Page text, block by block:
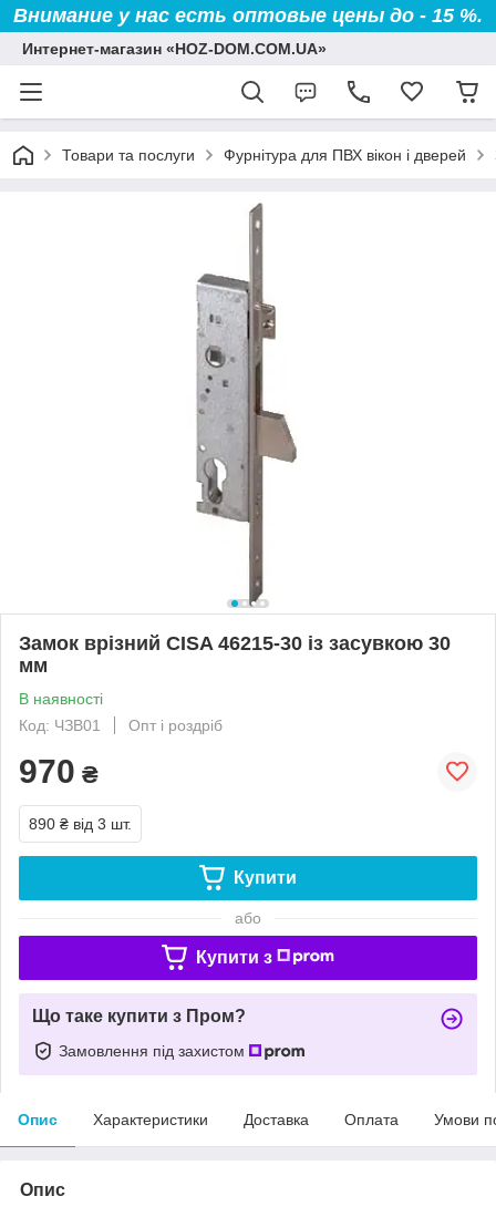
Внимание у нас есть оптовые цены до - 15 %.
Интернет-магазин «HOZ-DOM.COM.UA»
Товари та послуги Фурнітура для ПВХ вікон і дверей
Замок врізний CISA 46215-30 із засувкою 30
мм
В наявності
Код: ЧЗВ01
Опт і роздріб
970 ₴
890 ₴ від 3 шт.
Купити
або
Купити з
Що таке купити з Пром?
Замовлення під захистом
Опис Характеристики Доставка Оплата Умови
Опис